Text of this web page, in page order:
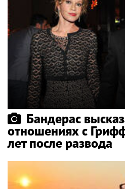
Бандерас
отношениях с
лет после развода